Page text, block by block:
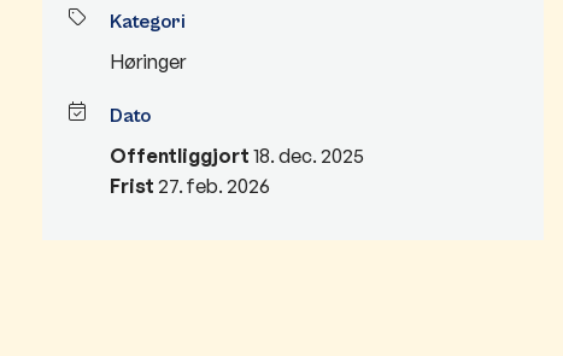
Kategori
Høringer
Dato
Offentliggjort 18. dec. 2025
Frist 27. feb. 2026